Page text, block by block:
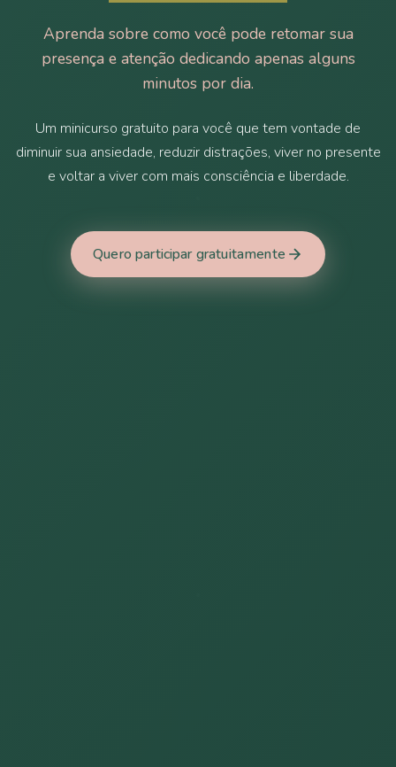
Aprenda sobre como você pode retomar sua
presença e atenção dedicando apenas alguns
minutos por dia.
Um minicurso gratuito para você que tem vontade de
diminuir sua ansiedade, reduzir distrações, viver no presente
e voltar a viver com mais consciência e liberdade.
Quero participar gratuitamente